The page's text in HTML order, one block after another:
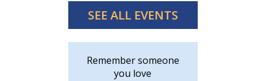
SEE ALL EVENTS
Remember someone
you love